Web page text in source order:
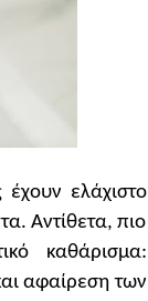
ελάχιστο
Αντίθετα, πιο
καθάρισμα:
αφαίρεση των